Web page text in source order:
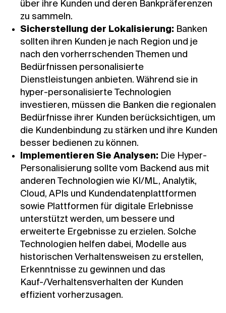
über ihre Kunden und deren Bankpräferenzen
zu sammeln.
Sicherstellung der Lokalisierung: Banken
sollten ihren Kunden je nach Region und je
nach den vorherrschenden Themen und
Bedürfnissen personalisierte
Dienstleistungen anbieten. Während sie in
hyper-personalisierte Technologien
investieren, müssen die Banken die regionalen
Bedürfnisse ihrer Kunden berücksichtigen, um
die Kundenbindung zu stärken und ihre Kunden
besser bedienen zu können.
Implementieren Sie Analysen: Die Hyper-
Personalisierung sollte vom Backend aus mit
anderen Technologien wie KI/ML, Analytik,
Cloud, APIs und Kundendatenplattformen
sowie Plattformen für digitale Erlebnisse
unterstützt werden, um bessere und
erweiterte Ergebnisse zu erzielen. Solche
Technologien helfen dabei, Modelle aus
historischen Verhaltensweisen zu erstellen,
Erkenntnisse zu gewinnen und das
Kauf-/Verhaltensverhalten der Kunden
effizient vorherzusagen.